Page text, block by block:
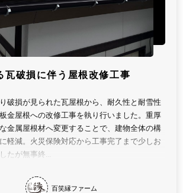
瓦破損に伴う屋根改修工事
破損が見られた瓦屋根から、耐久性と耐雪性
金屋根への改修工事を執り行いました。重厚
金属屋根材へ変更することで、建物全体の構
軽減。火災保険対応から工事完了まで少しお
たが無事終...
百笑縁ファーム